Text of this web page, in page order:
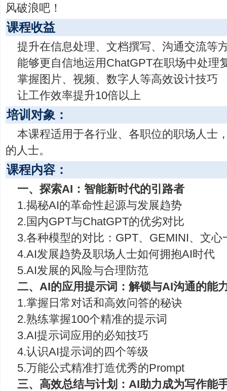
风破浪吧！
课程收益
提升在信息处理、文档撰写、沟通交流等
能够更自信地运用ChatGPT在职场中处理
掌握图片、视频、数字人等高效设计技巧
让工作效率提升10倍以上
培训对象：
本课程适用于各行业、各职位的职场人士
的人士。
课程内容：
一、探索AI：智能新时代的引路者
1.揭秘AI的革命性起源与发展趋势
2.国内GPT与ChatGPT的优劣对比
3.各种模型的对比：GPT、GEMINI、文
4.AI发展趋势及职场人士如何拥抱AI时代
5.AI发展的风险与合理防范
二、AI的应用提示词：解锁与AI沟通的能
1.掌握日常对话和高效问答的秘诀
2.熟练掌握100个精准的提示词
3.AI提示词应用的必知技巧
4.认识AI提示词的四个等级
5.万能公式精准打造优秀的Prompt
三、高效总结与计划：AI助力成为写作能